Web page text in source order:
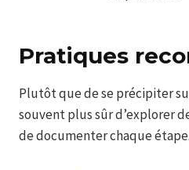
Pratiques
Plutôt que de se précipiter
souvent plus sûr d’explorer
de documenter chaque étape.